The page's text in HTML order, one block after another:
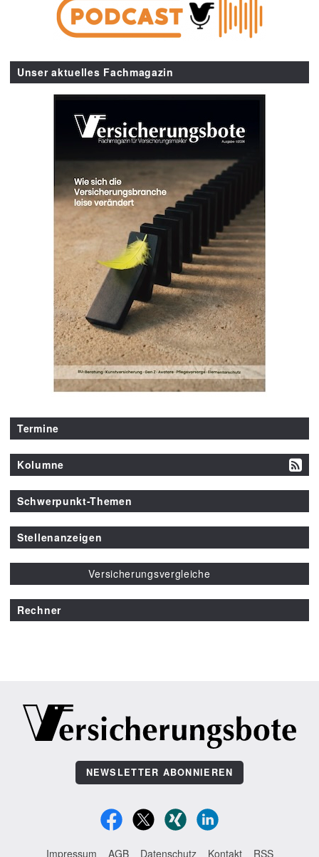
Unser aktuelles Fachmagazin
Termine
Kolumne
Schwerpunkt-Themen
Stellenanzeigen
Versicherungsvergleiche
Rechner
NEWSLETTER ABONNIEREN
Impressum AGB Datenschutz Kontakt RSS